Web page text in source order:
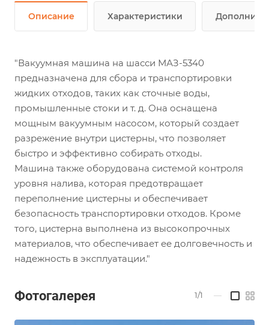
Описание Характеристики
"Вакуумная машина на шасси МАЗ-5340
предназначена для сбора и транспортировки
жидких отходов, таких как сточные воды,
промышленные стоки и т. д. Она оснащена
мощным вакуумным насосом, который создает
разрежение внутри цистерны, что позволяет
быстро и эффективно собирать отходы.
Машина также оборудована системой контроля
уровня налива, которая предотвращает
переполнение цистерны и обеспечивает
безопасность транспортировки отходов. Кроме
того, цистерна выполнена из высокопрочных
материалов, что обеспечивает ее долговечность и
надежность в эксплуатации."
Фотогалерея 1/1 —